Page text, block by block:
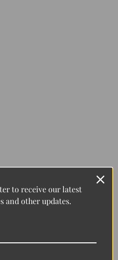
to receive our latest
and other updates.